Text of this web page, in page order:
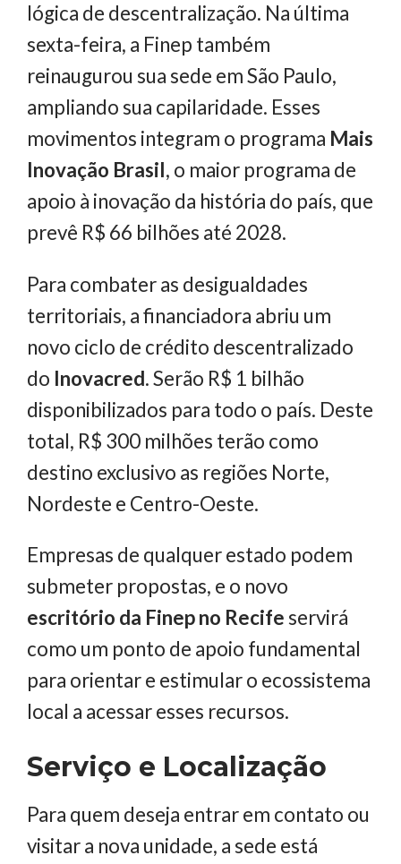
lógica de descentralização. Na última
sexta-feira, a Finep também
reinaugurou sua sede em São Paulo,
ampliando sua capilaridade. Esses
movimentos integram o programa Mais
Inovação Brasil, o maior programa de
apoio à inovação da história do país, que
prevê R$ 66 bilhões até 2028.
Para combater as desigualdades
territoriais, a financiadora abriu um
novo ciclo de crédito descentralizado
do Inovacred. Serão R$ 1 bilhão
disponibilizados para todo o país. Deste
total, R$ 300 milhões terão como
destino exclusivo as regiões Norte,
Nordeste e Centro-Oeste.
Empresas de qualquer estado podem
submeter propostas, e o novo
escritório da Finep no Recifeservirá
como um ponto de apoio fundamental
para orientar e estimular o ecossistema
local a acessar esses recursos.
Serviço e Localização
Para quem deseja entrar em contato ou
visitar a nova unidade, a sede está